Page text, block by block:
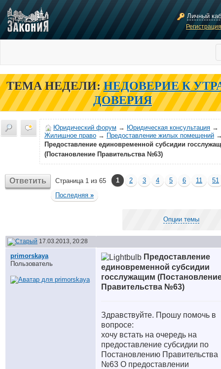
Личный
ТЕМА НЕДЕЛИ: НЕДОВЕРИЕ К
ДОВЕРИЯ
Юридический форум → Юридическая консультация →
Жилищное право → Предоставление жилых помещений
Предоставление единовременной субсидии
(Постановление Правительства №63)
Ответить Страница 1 из 65 1 2 3 4 5 6 11
51
Последняя »
Опции темы
17.03.2013, 20:28
primorskaya
Пользователь
Предоставление
единовременной субсидии
госслужащим
Правительства №63)
Здравствуйте. Прошу помочь в
вопросе:
хочу встать на очередь на
предоставление субсидии по
Постановлению Правительства
№63 О предоставлении